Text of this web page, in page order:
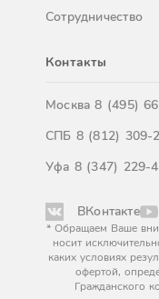
Сотрудничество
Контакты
Москва8 (495)
СПБ 8 (812) 309-
Уфа 8 (347) 229-
ВКонтакте
* Обращаем Ваше
носит
каких условиях
офертой,
Гражданского